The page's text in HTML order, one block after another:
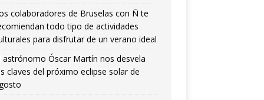
colaboradores de Bruselas con Ñ te
todo tipo de actividades
para disfrutar de un verano ideal
astrónomo Óscar Martín nos desvela
claves del próximo eclipse solar de